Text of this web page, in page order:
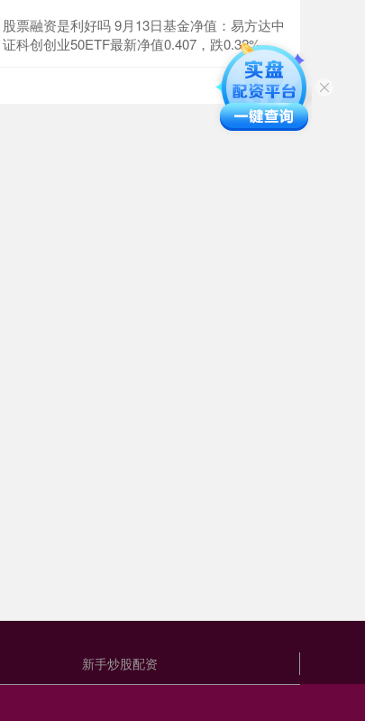
股票融资是利好吗 9月13日基金净值：易方达中
证科创创业50ETF最新净值0.407，跌0.32%
新手炒股配资